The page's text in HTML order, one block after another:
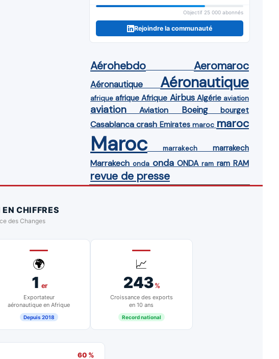
Objectif 25 000 abonnés
Rejoindre la communauté
Aérohebdo Aeromaroc
Aéronautique Aéronautique
afrique afrique Afrique Airbus Algérie aviation
aviation Aviation Boeing bourget
Casablanca crash Emirates maroc maroc
Maroc marrakech marrakech
Marrakech onda onda ONDA ram ram RAM
revue de presse
CHIFFRES
des Changes
🌍
1 er
Exportateur
aéronautique en Afrique
Depuis 2018
📈
243%
Croissance des exports
en 10 ans
Record national
60 %